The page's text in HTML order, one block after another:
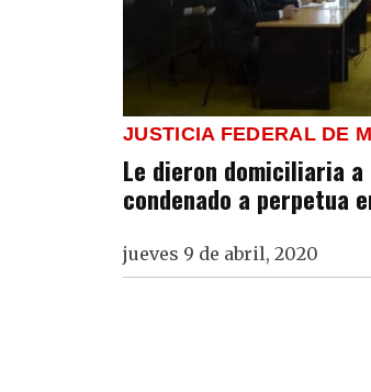
JUSTICIA FEDERAL DE
Le dieron domiciliaria a
condenado a perpetua
jueves 9 de abril, 2020